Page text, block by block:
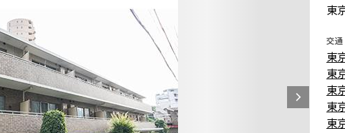
ニュースリリース
新着情報から探す
ニュースから探す
当社限定(港区・渋谷区以外)
RESIDENT FIRST
ご入居・提携サービス
お部屋探しからご契約まで
よくあるご質問
社宅紹介
【仲介会社様向け】当社仲介
事業部取り扱い物件入居申
東
交通
東
東
東
東
東